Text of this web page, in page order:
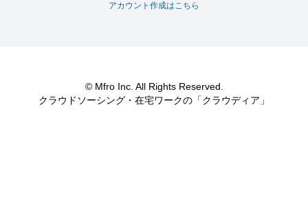
アカウント作成はこちら
© Mfro Inc. All Rights Reserved.
クラウドソーシング・在宅ワークの「クラウディア」